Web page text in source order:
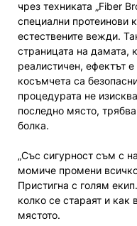
чрез техниката „Fiber
специални протеинови
естествените вежди.
страницата на дамата,
реалистичен, ефектът
косъмчета са
процедурата не
последно място,
болка.
„Със сигурност съм с
момиче промени
Пристигна с голям
колко се стараят и
мястото.